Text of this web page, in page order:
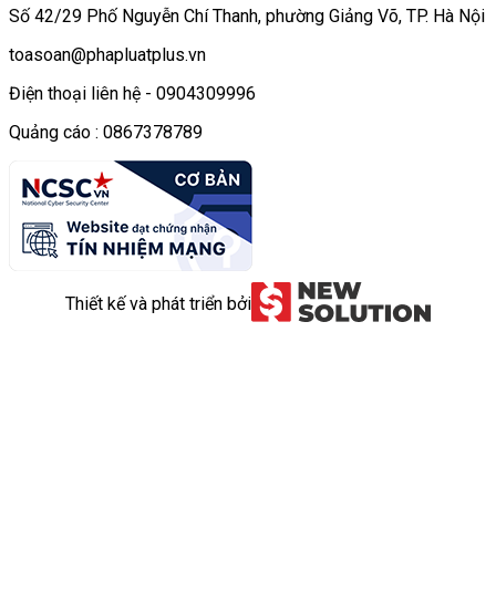
Số 42/29 Phố Nguyễn Chí Thanh, phường Giảng Võ, TP. Hà Nội
toasoan@phapluatplus.vn
Điện thoại liên hệ - 0904309996
Quảng cáo : 0867378789
Thiết kế và phát triển bởi